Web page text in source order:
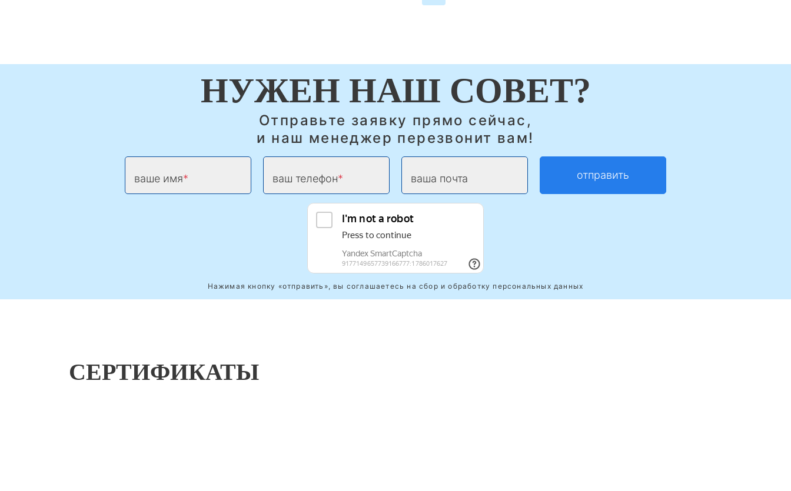
НУЖЕН НАШ СОВЕТ?
Отправьте заявку прямо сейчас,
и наш менеджер перезвонит вам!
ваше имя ваш телефон ваша почта отправить
Нажимая кнопку «отправить», вы соглашаетесь на сбор и обработку персональных данных
СЕРТИФИКАТЫ